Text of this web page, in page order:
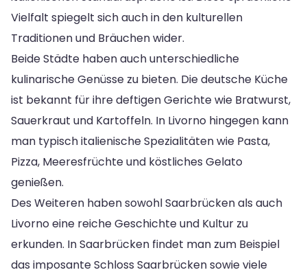
Vielfalt spiegelt sich auch in den kulturellen
Traditionen und Bräuchen wider.
Beide Städte haben auch unterschiedliche
kulinarische Genüsse zu bieten. Die deutsche Küche
ist bekannt für ihre deftigen Gerichte wie Bratwurst,
Sauerkraut und Kartoffeln. In Livorno hingegen kann
man typisch italienische Spezialitäten wie Pasta,
Pizza, Meeresfrüchte und köstliches Gelato
genießen.
Des Weiteren haben sowohl Saarbrücken als auch
Livorno eine reiche Geschichte und Kultur zu
erkunden. In Saarbrücken findet man zum Beispiel
das imposante Schloss Saarbrücken sowie viele